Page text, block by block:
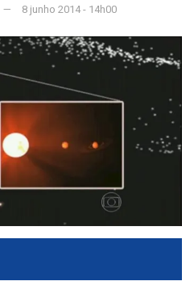
8 junho 2014 - 14h00